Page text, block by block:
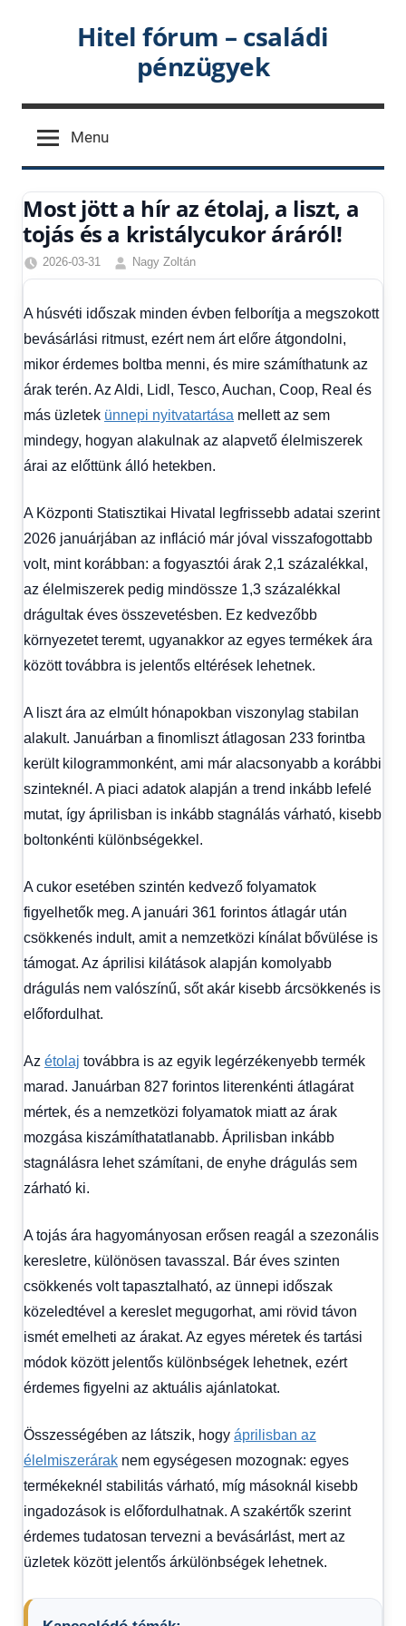
Hitel fórum – családi
pénzügyek
Menu
Most jött a hír az étolaj, a liszt, a
tojás és a kristálycukor áráról!
2026-03-31
Nagy Zoltán
Friss
Gazdaság,
Hírek,
Hírek
Hitel
fórum
A húsvéti időszak minden évben felborítja a megszokott
bevásárlási ritmust, ezért nem árt előre átgondolni,
mikor érdemes boltba menni, és mire számíthatunk az
árak terén. Az Aldi, Lidl, Tesco, Auchan, Coop, Real és
más üzletek ünnepi nyitvatartása mellett az sem
mindegy, hogyan alakulnak az alapvető élelmiszerek
árai az előttünk álló hetekben.
A Központi Statisztikai Hivatal
legfrissebb adatai szerint
2026 januárjában az infláció már jóval visszafogottabb
volt, mint korábban: a fogyasztói árak 2,1 százalékkal,
az élelmiszerek pedig mindössze 1,3 százalékkal
drágultak éves összevetésben. Ez kedvezőbb
környezetet teremt, ugyanakkor az egyes termékek ára
között továbbra is jelentős eltérések lehetnek.
A liszt ára az elmúlt hónapokban viszonylag stabilan
alakult. Januárban a finomliszt átlagosan 233 forintba
került kilogrammonként, ami már alacsonyabb a korábbi
szinteknél. A piaci adatok alapján a trend inkább lefelé
mutat, így áprilisban is inkább stagnálás várható, kisebb
boltonkénti különbségekkel.
A cukor esetében szintén kedvező folyamatok
figyelhetők meg. A januári 361 forintos átlagár után
csökkenés indult, amit a nemzetközi kínálat bővülése is
támogat. Az áprilisi kilátások alapján komolyabb
drágulás nem valószínű, sőt akár kisebb árcsökkenés is
előfordulhat.
Az étolaj továbbra is az egyik legérzékenyebb termék
marad. Januárban 827 forintos literenkénti átlagárat
mértek, és a nemzetközi folyamatok miatt az árak
mozgása kiszámíthatatlanabb. Áprilisban inkább
stagnálásra lehet számítani, de enyhe drágulás sem
zárható ki.
A tojás ára hagyományosan erősen reagál a szezonális
keresletre, különösen tavasszal. Bár éves szinten
csökkenés volt tapasztalható, az ünnepi időszak
közeledtével a kereslet megugorhat, ami rövid távon
ismét emelheti az árakat. Az egyes méretek és tartási
módok között jelentős különbségek lehetnek, ezért
érdemes figyelni az aktuális ajánlatokat.
Összességében az látszik, hogy áprilisban az
élelmiszerárak nem egységesen mozognak: egyes
termékeknél stabilitás várható, míg másoknál kisebb
ingadozások is előfordulhatnak. A szakértők szerint
érdemes tudatosan tervezni a bevásárlást, mert az
üzletek között jelentős árkülönbségek lehetnek.